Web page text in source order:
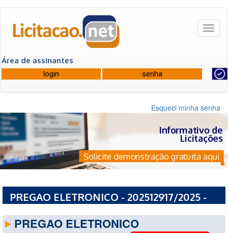
Área de assinantes
Esqueci minha senha
Informativo de
Licitações
Solicite demonstração gratuita aqui
PREGAO ELETRONICO - 202512917/2025 -
PREGAO ELETRONICO